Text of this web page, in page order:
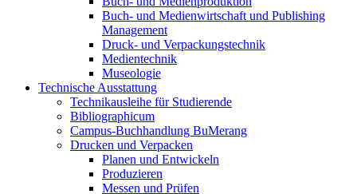
Buch- und Medienwirtschaft und Publishing
Management
Druck- und Verpackungstechnik
Medientechnik
Museologie
Technische Ausstattung
Technikausleihe für Studierende
Bibliographicum
Campus-Buchhandlung BuMerang
Drucken und Verpacken
Planen und Entwickeln
Produzieren
Messen und Prüfen